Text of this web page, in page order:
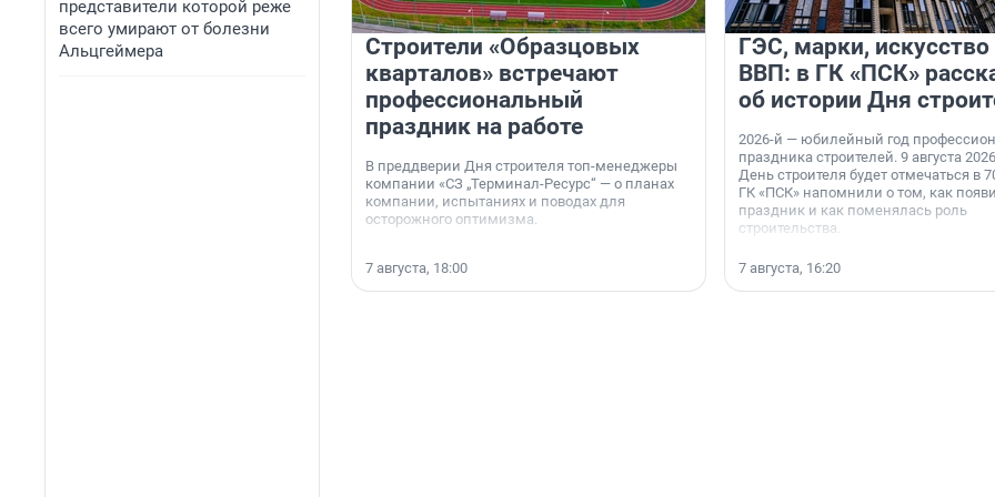
представители которой реже
всего умирают от болезни
Альцгеймера
Строители «Образцовых
кварталов» встречают
профессиональный
праздник на работе
В преддверии Дня строителя топ-менеджеры
компании «СЗ „Терминал-Ресурс“ — о планах
компании, испытаниях и поводах для
осторожного оптимизма.
7 августа, 18:00
ГЭС, марки, искусство
ВВП: в ГК «ПСК»
об истории Дня
2026-й — юбилейный год
праздника строителей. 9 августа
День строителя будет отмечаться в
ГК «ПСК» напомнили о том, как
праздник и как поменялась роль
строительства.
7 августа, 16:20